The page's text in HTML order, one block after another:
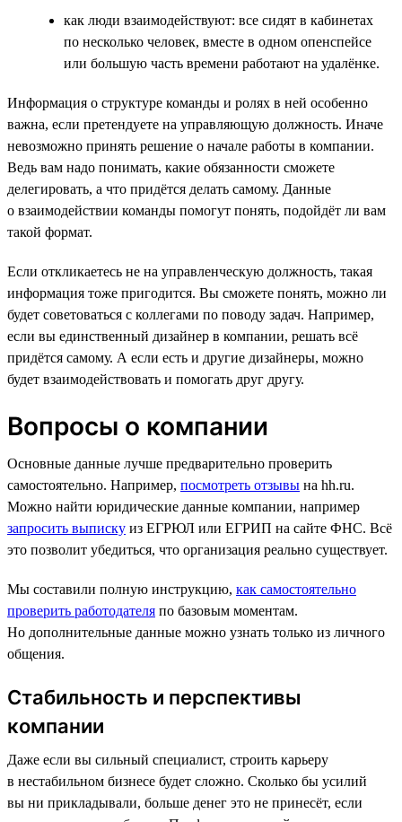
как люди взаимодействуют: все сидят в кабинетах
по несколько человек, вместе в одном опенспейсе
или большую часть времени работают на удалёнке.
Информация о структуре команды и ролях в ней особенно
важна, если претендуете на управляющую должность. Иначе
невозможно принять решение о начале работы в компании.
Ведь вам надо понимать, какие обязанности сможете
делегировать, а что придётся делать самому. Данные
о взаимодействии команды помогут понять, подойдёт ли вам
такой формат.
Если откликаетесь не на управленческую должность, такая
информация тоже пригодится. Вы сможете понять, можно ли
будет советоваться с коллегами по поводу задач. Например,
если вы единственный дизайнер в компании, решать всё
придётся самому. А если есть и другие дизайнеры, можно
будет взаимодействовать и помогать друг другу.
Вопросы о компании
Основные данные лучше предварительно проверить
самостоятельно. Например, посмотреть отзывы на hh.ru.
Можно найти юридические данные компании, например
запросить выписку из ЕГРЮЛ или ЕГРИП на сайте ФНС. Всё
это позволит убедиться, что организация реально существует.
Мы составили полную инструкцию, как самостоятельно
проверить работодателя по базовым моментам.
Но дополнительные данные можно узнать только из личного
общения.
Стабильность и перспективы
компании
Даже если вы сильный специалист, строить карьеру
в нестабильном бизнесе будет сложно. Сколько бы усилий
вы ни прикладывали, больше денег это не принесёт, если